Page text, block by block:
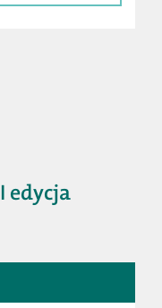
edycja